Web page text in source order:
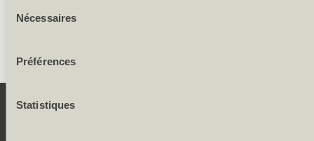
Nécessaires
Préférences
Statistiques